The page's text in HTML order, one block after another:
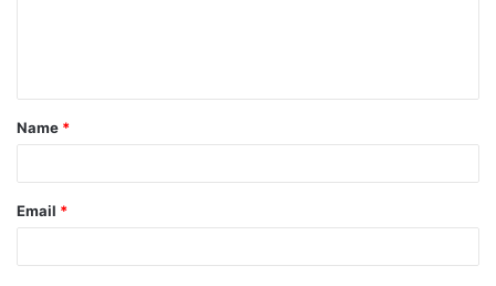
Name *
Email *